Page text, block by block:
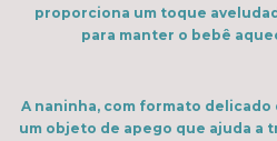
proporciona um toque
para manter o bebê
A naninha, com formato
um objeto de apego que ajuda a